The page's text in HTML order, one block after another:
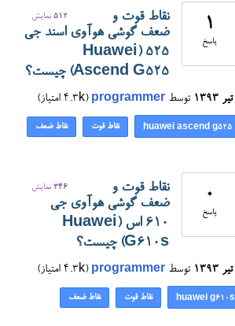
1
پاسخ
512 نمایش
نقاط قوت و
ضعف گوشی هوآوی اسند جی
525 (Huawei
Ascend G525) چیست؟
توسط programmer
(
4.3k امتیاز)
huawei ascend g525 نقاط قوت نقاط ضعف
0
پاسخ
346 نمایش
نقاط قوت و
ضعف گوشی هوآوی جی
۶۱۰ اس (Huawei
G610s) چیست؟
توسط programmer
(
4.3k امتیاز)
huawei g610s نقاط قوت نقاط ضعف